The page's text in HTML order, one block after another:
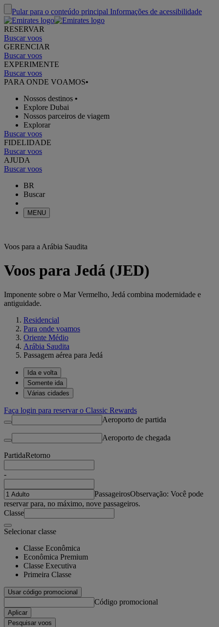
Pular para o conteúdo principal Informações de acessibilidade
RESERVAR
Buscar voos
GERENCIAR
Buscar voos
EXPERIMENTE
Buscar voos
PARA ONDE VOAMOS•
Nossos destinos •
Explore Dubai
Nossos parceiros de viagem
Explorar
Buscar voos
FIDELIDADE
Buscar voos
AJUDA
Buscar voos
BR
Buscar
MENU
Voos para a Arábia Saudita
Voos para Jedá (JED)
Imponente sobre o Mar Vermelho, Jedá combina modernidade e
antiguidade.
Residencial
Para onde voamos
Oriente Médio
Arábia Saudita
Passagem aérea para Jedá
Ida e volta
Somente ida
Várias cidades
Faça login para reservar o Classic Rewards
Aeroporto de partida
Aeroporto de chegada
PartidaRetorno
-
PassageirosObservação: Você pode
reservar para, no máximo, nove passageiros.
Classe
Selecionar classe
Classe Econômica
Econômica Premium
Classe Executiva
Primeira Classe
Usar código promocional
Código promocional
Aplicar
Pesquisar voos